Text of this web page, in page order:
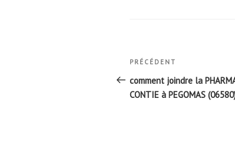
Navigation
de
l’article
Article
précédent
PRÉCÉDENT
comment joindre la
CONTIE à PEGOMAS